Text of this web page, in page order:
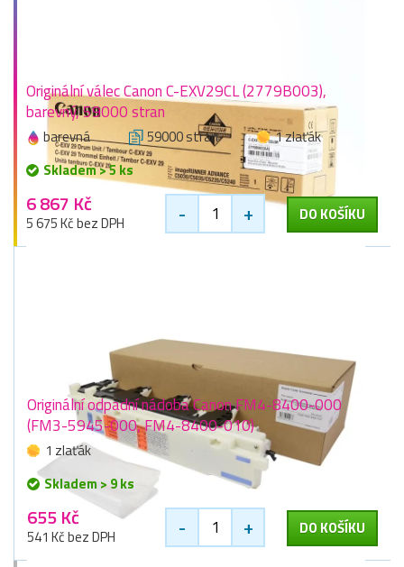
Originální válec Canon C-EXV29CL (2779B003),
barevný, 59000 stran
barevná 59000 stran
1 zlaťák
Skladem > 5 ks
6 867 Kč
5 675 Kč bez DPH - + DO KOŠÍKU
Originální odpadní nádoba Canon FM4-8400-000
(FM3-5945-000, FM4-8400-010)
1 zlaťák
Skladem > 9 ks
655 Kč
541 Kč bez DPH - + DO KOŠÍKU